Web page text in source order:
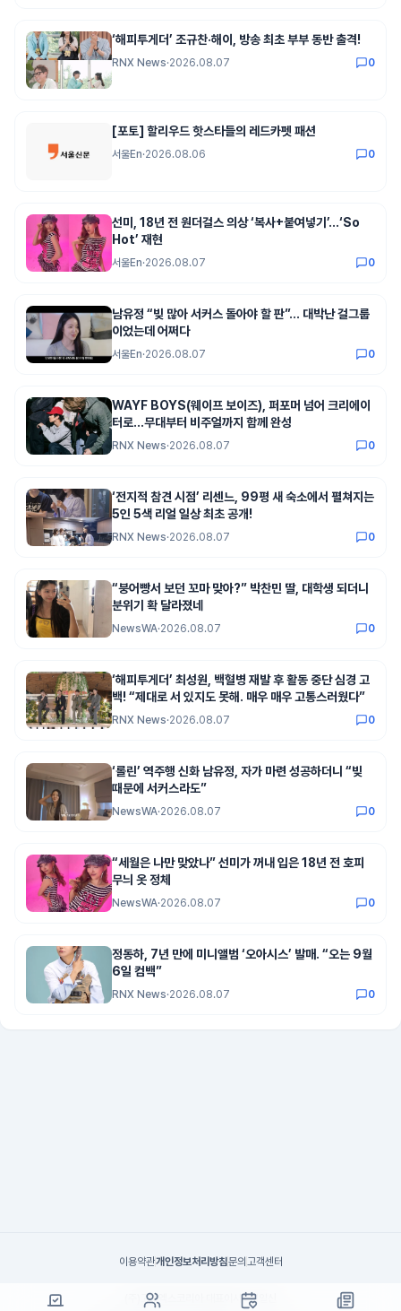
‘해피투게더’ 조규찬·해이, 방송 최초 부부 동반 출격!
RNX News·2026.08.07 0
[포토] 할리우드 핫스타들의 레드카펫 패션
서울En·2026.08.06 0
선미, 18년 전 원더걸스 의상 ‘복사+붙여넣기’…‘So
Hot’ 재현
서울En·2026.08.07 0
남유정 “빚 많아 서커스 돌아야 할 판”… 대박난 걸그룹
이었는데 어쩌다
서울En·2026.08.07 0
WAYF BOYS(웨이프 보이즈), 퍼포머 넘어 크리에이
터로…무대부터 비주얼까지 함께 완성
RNX News·2026.08.07 0
‘전지적 참견 시점’ 리센느, 99평 새 숙소에서 펼쳐지는
5인 5색 리얼 일상 최초 공개!
RNX News·2026.08.07 0
“붕어빵서 보던 꼬마 맞아?” 박찬민 딸, 대학생 되더니
분위기 확 달라졌네
NewsWA·2026.08.07 0
‘해피투게더’ 최성원, 백혈병 재발 후 활동 중단 심경 고
백! “제대로 서 있지도 못해. 매우 매우 고통스러웠다”
RNX News·2026.08.07 0
‘롤린’ 역주행 신화 남유정, 자가 마련 성공하더니 “빚
때문에 서커스라도”
NewsWA·2026.08.07 0
“세월은 나만 맞았나” 선미가 꺼내 입은 18년 전 호피
무늬 옷 정체
NewsWA·2026.08.07 0
정동하, 7년 만에 미니앨범 ‘오아시스’ 발매. “오는 9월
6일 컴백”
RNX News·2026.08.07 0
이용약관개인정보처리방침문의 고객센터
(주)고투엑스코리아 대표이사 : 김일신